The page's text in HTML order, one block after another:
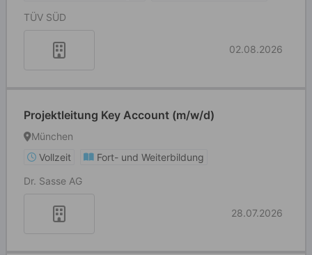
TÜV SÜD
02.08.2026
Projektleitung Key Account (m/w/d)
München
Vollzeit
Fort- und Weiterbildung
Dr. Sasse AG
28.07.2026